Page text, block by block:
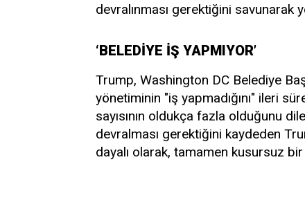
devralınması gerektiğini savunarak
‘BELEDİYE İŞ YAPMIYOR’
Trump, Washington DC Belediye
yönetiminin "iş yapmadığını" ileri
sayısının oldukça fazla olduğunu
devralması gerektiğini kaydeden
dayalı olarak, tamamen kusursuz